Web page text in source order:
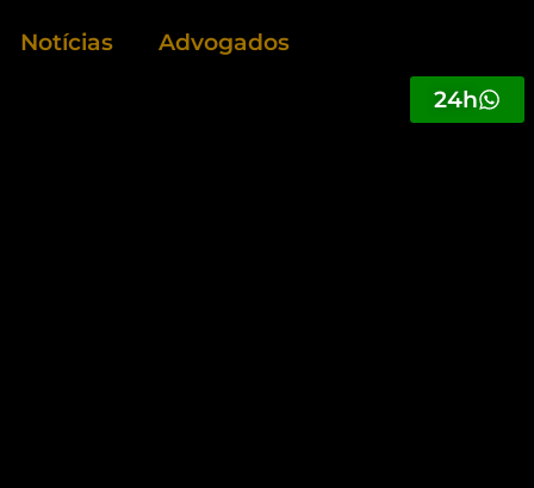
Notícias Advogados
24h